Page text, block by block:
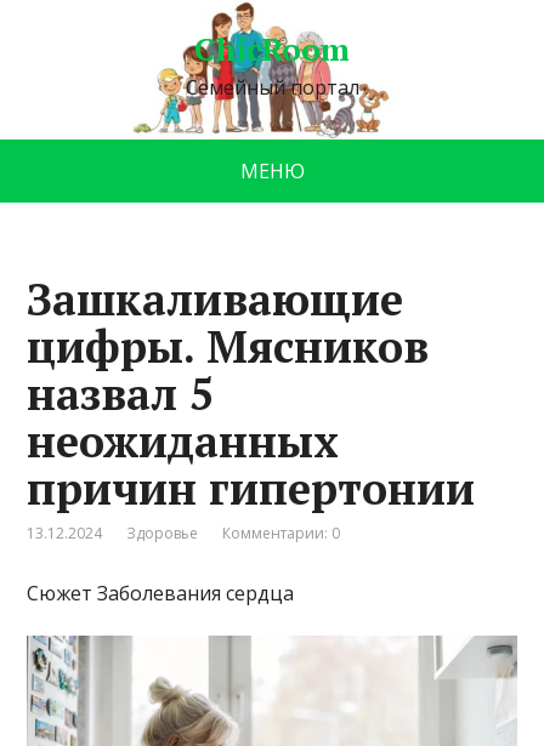
ChicRoom
Семейный портал
МЕНЮ
Зашкаливающие
цифры. Мясников
назвал 5
неожиданных
причин гипертонии
13.12.2024 Здоровье Комментарии: 0
Сюжет Заболевания сердца